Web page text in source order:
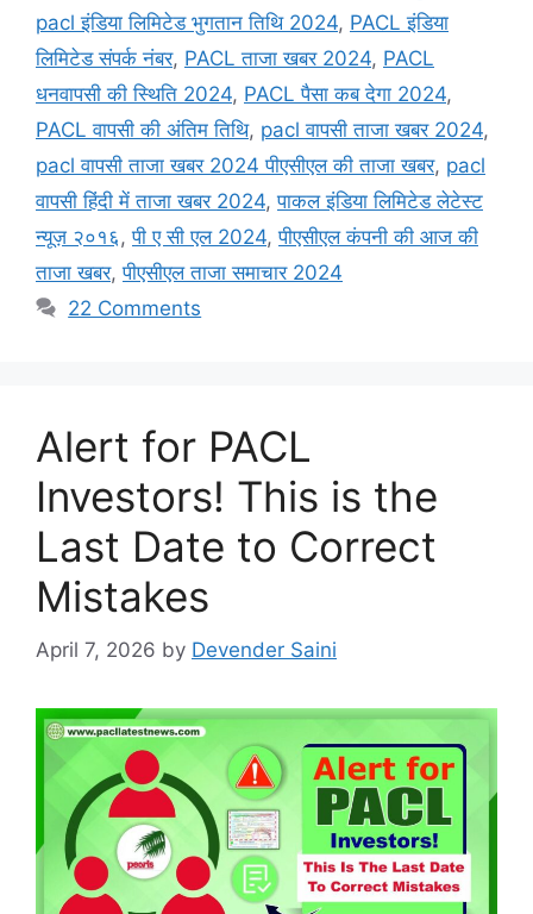
pacl इंडिया लिमिटेड भुगतान तिथि 2024, PACL इंडिया
लिमिटेड संपर्क नंबर, PACL ताजा खबर 2024, PACL
धनवापसी की स्थिति 2024, PACL पैसा कब देगा 2024,
PACL वापसी की अंतिम तिथि, pacl वापसी ताजा खबर 2024,
pacl वापसी ताजा खबर 2024 पीएसीएल की ताजा खबर, pacl
वापसी हिंदी में ताजा खबर 2024,पाकल इंडिया लिमिटेड लेटेस्ट
न्यूज़ २०१६,पी ए सी एल 2024,पीएसीएल कंपनी की आज की
ताजा खबर,पीएसीएल ताजा समाचार 2024
22 Comments
Alert for PACL
Investors! This is the
Last Date to Correct
Mistakes
April 7, 2026 by Devender Saini